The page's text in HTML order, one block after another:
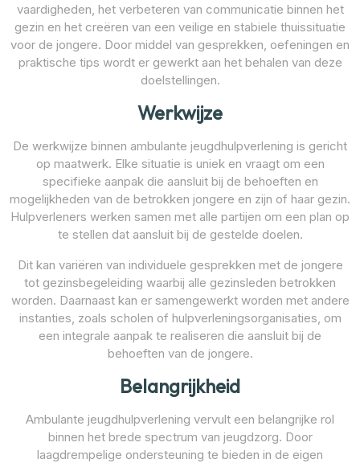
vaardigheden, het verbeteren van communicatie binnen het
gezin en het creëren van een veilige en stabiele thuissituatie
voor de jongere. Door middel van gesprekken, oefeningen en
praktische tips wordt er gewerkt aan het behalen van deze
doelstellingen.
Werkwijze
De werkwijze binnen ambulante jeugdhulpverlening is gericht
op maatwerk. Elke situatie is uniek en vraagt om een
specifieke aanpak die aansluit bij de behoeften en
mogelijkheden van de betrokken jongere en zijn of haar gezin.
Hulpverleners werken samen met alle partijen om een plan op
te stellen dat aansluit bij de gestelde doelen.
Dit kan variëren van individuele gesprekken met de jongere
tot gezinsbegeleiding waarbij alle gezinsleden betrokken
worden. Daarnaast kan er samengewerkt worden met andere
instanties, zoals scholen of hulpverleningsorganisaties, om
een integrale aanpak te realiseren die aansluit bij de
behoeften van de jongere.
Belangrijkheid
Ambulante jeugdhulpverlening vervult een belangrijke rol
binnen het brede spectrum van jeugdzorg. Door
laagdrempelige ondersteuning te bieden in de eigen